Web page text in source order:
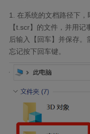
1. 在系统的文档路径下，
【t.scr】的文件，并用记
后输入【回车】并保存。
忘记按下回车键。